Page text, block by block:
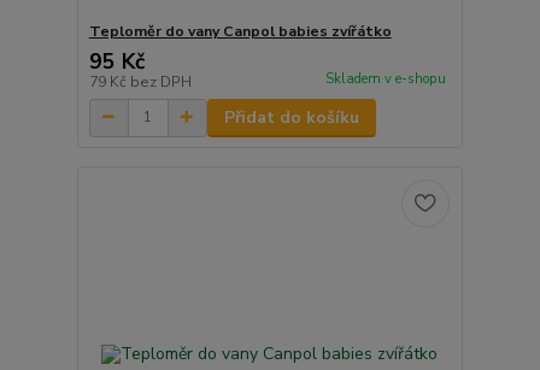
Teploměr do vany Canpol babies zvířátko
95 Kč
79 Kč bez DPH Skladem v e-shopu
Přidat do košíku